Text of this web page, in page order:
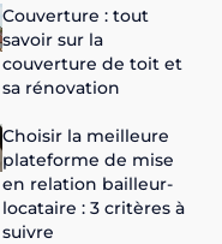
Couverture : tout
savoir sur la
couverture de toit et
sa rénovation
Choisir la meilleure
plateforme de mise
en relation bailleur-
locataire : 3 critères à
suivre